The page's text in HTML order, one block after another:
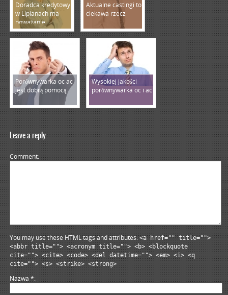
Doradca kredytowy
w Lipianach ma
poważanie
Aktualne castingi to
ciekawa rzecz
Porównywarka oc ac
jest dobrą pomocą
Wysokiej jakości
porównywarka oc i ac
Leave a reply
Comment
You may use these HTML tags and attributes:<a href="" title="">
<abbr title=""> <acronym title=""> <b> <blockquote
cite=""> <cite> <code> <del datetime=""> <em> <i> <q
cite=""> <s> <strike> <strong>
Nazwa*